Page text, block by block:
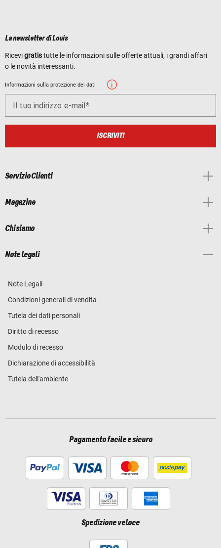
La newsletter di Louis
Ricevigratistutte le informazioni sulle offerte attuali, i grandi affari
o le novità interessanti.
Informazioni sulla protezione dei dati
Il tuo indirizzo e-mail
ISCRIVITI
Servizio Clienti
Magazine
Chi siamo
Note legali
Note Legali
Condizioni generali di vendita
Tutela dei dati personali
Diritto di recesso
Modulo di recesso
Dichiarazione di accessibilità
Tutela dell'ambiente
Pagamento facile e sicuro
Spedizione veloce